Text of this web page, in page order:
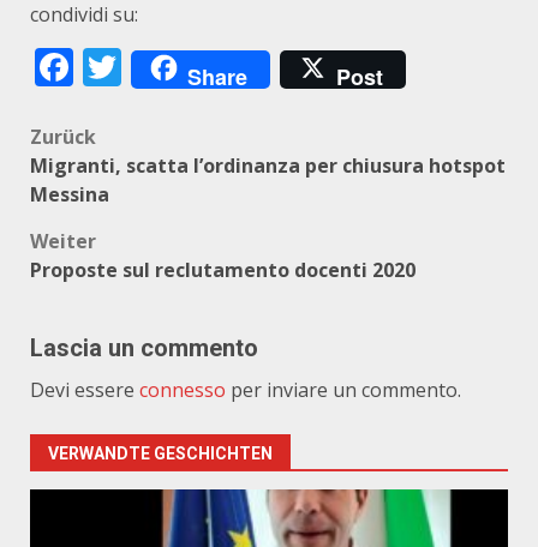
condividi su:
Facebook
Twitter
Share Post
Beitragsnavigation
Zurück
Migranti, scatta l’ordinanza per chiusura hotspot
Messina
Weiter
Proposte sul reclutamento docenti 2020
Lascia un commento
Devi essere connesso per inviare un commento.
VERWANDTE GESCHICHTEN